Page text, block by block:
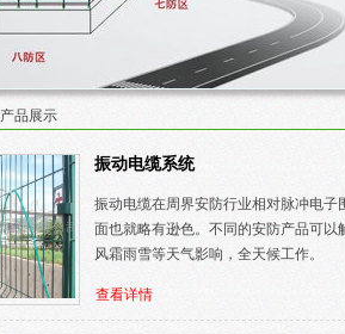
1 2 3
产品展示
振动电缆系统
振动电缆在周界安防行业相对脉冲电
面也就略有逊色。不同的安防产品可
风霜雨雪等天气影响，全天候工作。
查看详情